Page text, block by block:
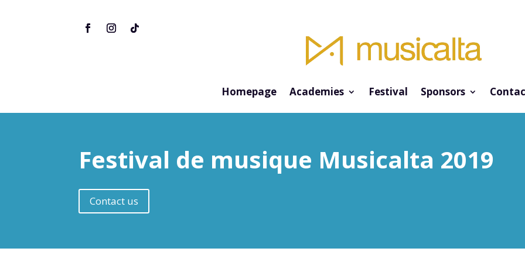
Homepage Academies Festival Sponsors
Festival de musique Musicalta 2019
Contact us